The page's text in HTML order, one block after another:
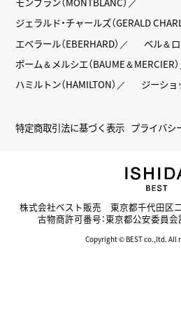
ジェラルド・チャールズ（GERALD
エベラール（EBERHARD）
ベル＆ロ
ボーム＆メルシエ（BAUME＆MERCIER）
ハミルトン（HAMILTON）
ジーショ
特定商取引法に基づく表示 プライバシ
株式会社ベスト販売 東京都千代田区
古物商許可番号：東京都公安委員
Copyright © BEST co.,ltd. All